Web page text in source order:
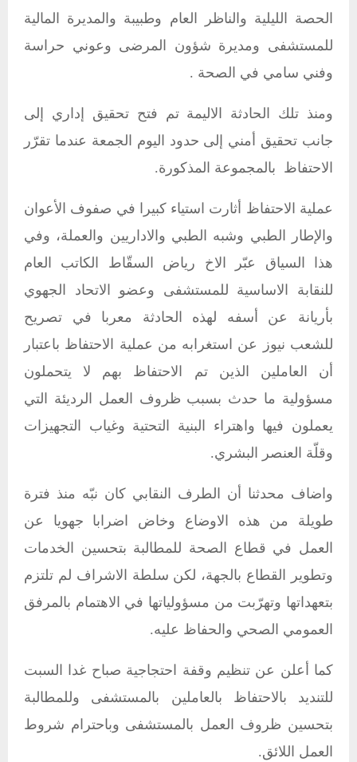
الحصة الليلية والناظر العام وطبيبة والمديرة المالية
للمستشفى ومديرة شؤون المرضى وعوني حراسة
وفني سامي في الصحة .
ومنذ تلك الحادثة الاليمة تم فتح تحقيق إداري إلى
جانب تحقيق أمني إلى حدود اليوم الجمعة عندما تقرّر
الاحتفاظ بالمجموعة المذكورة.
عملية الاحتفاظ أثارت استياء كبيرا في صفوف الأعوان
والإطار الطبي وشبه الطبي والاداريين والعملة، وفي
هذا السياق عبّر الاخ رياض السقّاط الكاتب العام
للنقابة الاساسية للمستشفى وعضو الاتحاد الجهوي
بأريانة عن أسفه لهذه الحادثة معربا في تصريح
للشعب نيوز عن استغرابه من عملية الاحتفاظ باعتبار
أن العاملين الذين تم الاحتفاظ بهم لا يتحملون
مسؤولية ما حدث بسبب ظروف العمل الرديئة التي
يعملون فيها واهتراء البنية التحتية وغياب التجهيزات
وقلّة العنصر البشري.
واضاف محدثنا أن الطرف النقابي كان نبّه منذ فترة
طويلة من هذه الاوضاع وخاض اضرابا جهويا عن
العمل في قطاع الصحة للمطالبة بتحسين الخدمات
وتطوير القطاع بالجهة، لكن سلطة الاشراف لم تلتزم
بتعهداتها وتهرّبت من مسؤولياتها في الاهتمام بالمرفق
العمومي الصحي والحفاظ عليه.
كما أعلن عن تنظيم وقفة احتجاجية صباح غدا السبت
للتنديد بالاحتفاظ بالعاملين بالمستشفى وللمطالبة
بتحسين ظروف العمل بالمستشفى وباحترام شروط
العمل اللائق.